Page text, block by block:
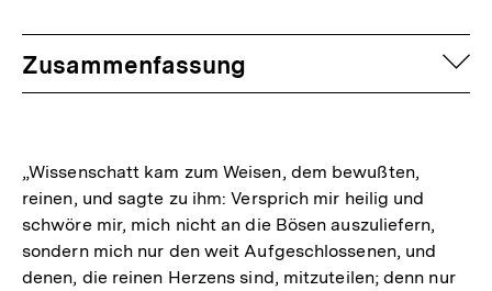
Zusammenfassung
„Wissenschatt kam zum Weisen, dem bewußten,
reinen, und sagte zu ihm: Versprich mir heilig und
schwöre mir, mich nicht an die Bösen auszuliefern,
sondern mich nur den weit Aufgeschlossenen, und
denen, die reinen Herzens sind, mitzuteilen; denn nur